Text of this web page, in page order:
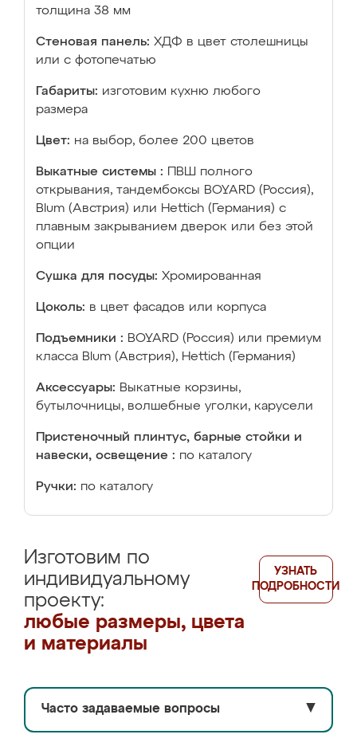
толщина 38 мм
Стеновая панель: ХДФ в цвет столешницы
или с фотопечатью
Габариты: изготовим кухню любого
размера
Цвет: на выбор, более 200 цветов
Выкатные системы :
ПВШ полного
открывания, тандембоксы BOYARD (Россия),
Blum (Австрия) или Hettich (Германия) с
плавным закрыванием дверок или без этой
опции
Сушка для посуды: Хромированная
Цоколь: в цвет фасадов или корпуса
Подъемники : BOYARD (Россия) или премиум
класса Blum (Австрия), Hettich (Германия)
Аксессуары: Выкатные корзины,
бутылочницы, волшебные уголки, карусели
Пристеночный плинтус, барные стойки и
навески, освещение : по каталогу
Ручки: по каталогу
Изготовим по
индивидуальному
проекту:
любые размеры, цвета
и материалы
УЗНАТЬ
ПОДРОБНОСТИ
Часто задаваемые вопросы ▼